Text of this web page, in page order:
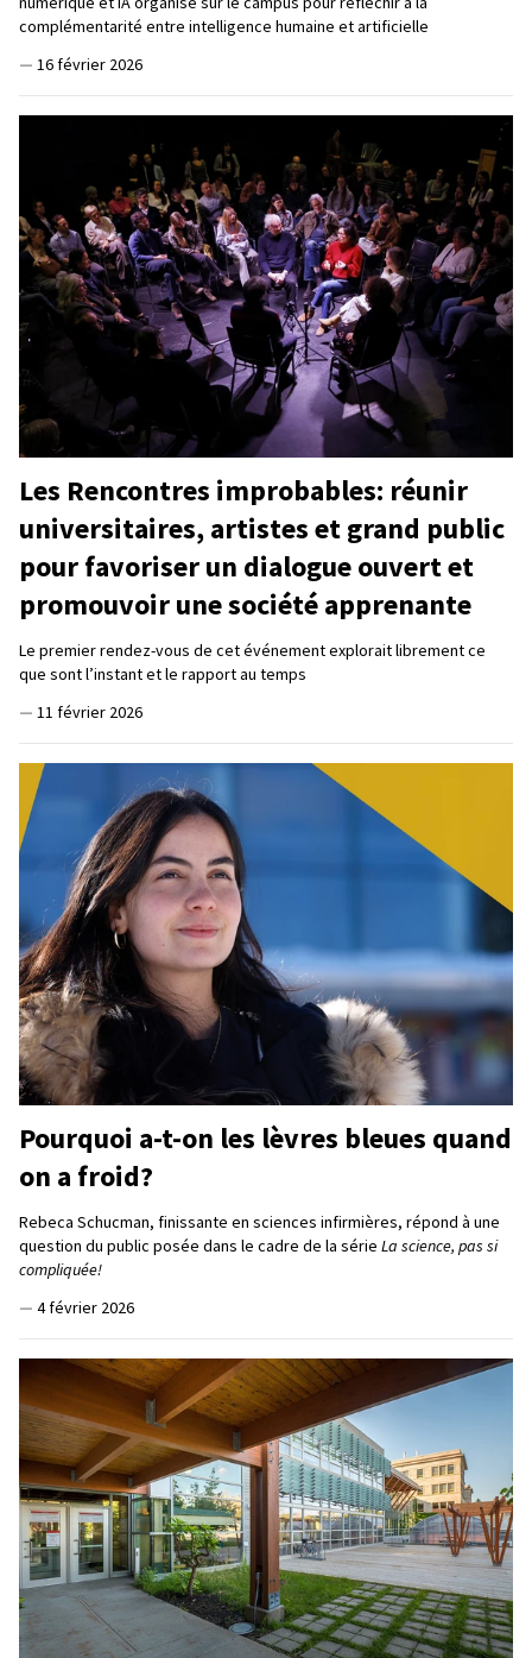
complémentarité entre intelligence humaine et artificielle
— 16 février 2026
Les Rencontres improbables: réunir
universitaires, artistes et grand public
pour favoriser un dialogue ouvert et
promouvoir une société apprenante
Le premier rendez-vous de cet événement explorait librement ce
que sont l’instant et le rapport au temps
— 11 février 2026
Pourquoi a-t-on les lèvres bleues quand
on a froid?
Rebeca Schucman, finissante en sciences infirmières, répond à une
question du public posée dans le cadre de la série La science, pas si
compliquée!
— 4 février 2026